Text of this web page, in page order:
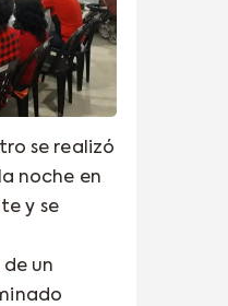
se realizó
noche en
y se
un